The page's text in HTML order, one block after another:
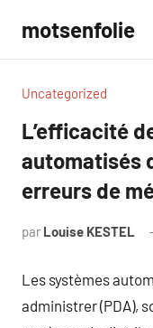
contenu
motsenfolie
Uncategorized
L’efficacité
automatisés
erreurs de
par Louise KESTEL
Les systèmes
administrer (PDA),